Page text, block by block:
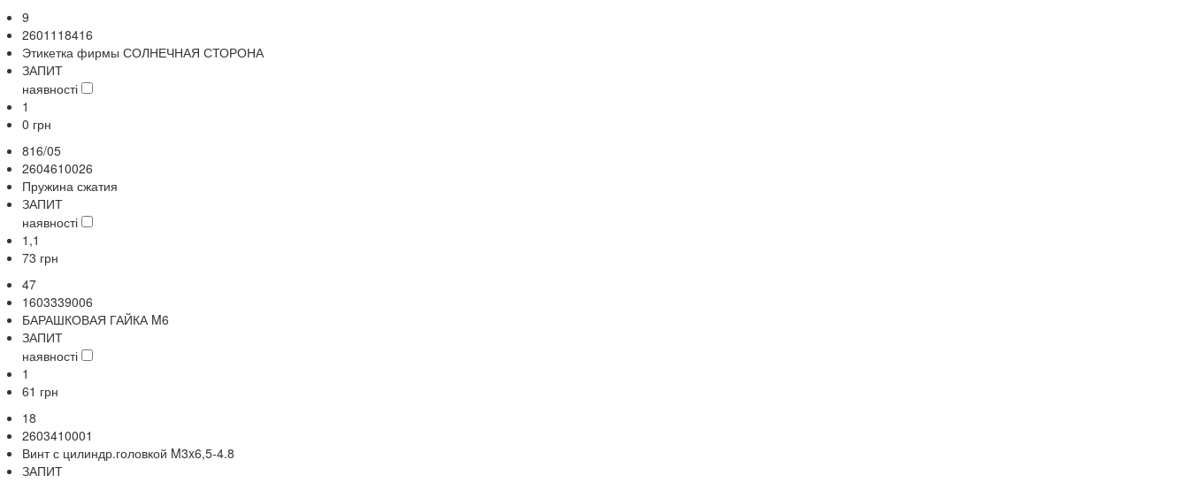
9
2601118416
Этикетка фирмы СОЛНЕЧНАЯ СТОРОНА
ЗАПИТ
наявності
1
0 грн
816/05
2604610026
Пружина сжатия
ЗАПИТ
наявності
1,1
73 грн
47
1603339006
БАРАШКОВАЯ ГАЙКА M6
ЗАПИТ
наявності
1
61 грн
18
2603410001
Винт с цилиндр.головкой M3x6,5-4.8
ЗАПИТ